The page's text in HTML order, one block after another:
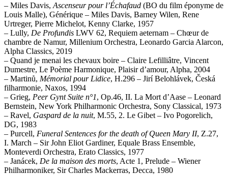
– Miles Davis, Ascenseur pour l’Échafaud (BO du film éponyme de
Louis Malle), Générique – Miles Davis, Barney Wilen, Rene
Urtreger, Pierre Michelot, Kenny Clarke, 1957
– Lully, De Profundis LWV 62, Requiem aeternam – Chœur de
chambre de Namur, Millenium Orchestra, Leonardo Garcia Alarcon,
Alpha Classics, 2019
– Quand je menai les chevaux boire – Claire Lefilliâtre, Vincent
Dumestre, Le Poème Harmonique, Plaisir d’amour, Alpha, 2004
– Martinů, Mémorial pour Lidice, H.296 – Jirí Belohlávek, Česká
filharmonie, Naxos, 1994
– Grieg, Peer Gynt Suite n°1, Op.46, II. La Mort d’Aase – Leonard
Bernstein, New York Philharmonic Orchestra, Sony Classical, 1973
– Ravel, Gaspard de la nuit, M.55, 2. Le Gibet – Ivo Pogorelich,
DG, 1983
– Purcell, Funeral Sentences for the death of Queen Mary II, Z.27,
I. March – Sir John Eliot Gardiner, Equale Brass Ensemble,
Monteverdi Orchestra, Erato Classics, 1977
– Janácek, De la maison des morts, Acte 1, Prelude – Wiener
Philharmoniker, Sir Charles Mackerras, Decca, 1980